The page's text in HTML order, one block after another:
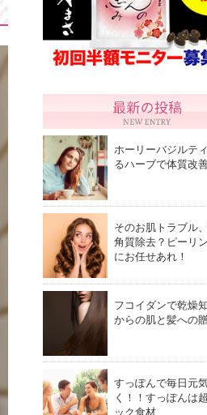
ホーリーバジルテ
るハーブで体質改
そのお肌トラブル
角質除去？ピーリ
にお任せあれ！
フコイダンで乾燥
からの肌と髪への
すっぽんで毎日元
く！！すっぽんは
ック食材